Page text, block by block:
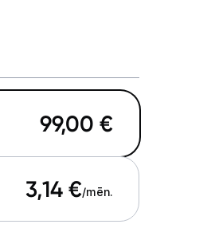
99,00 €
3,14 €/mēn.